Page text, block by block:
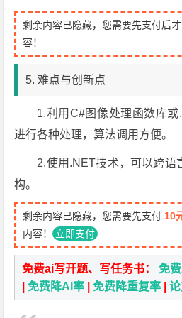
剩余内容已隐藏，您需要先支付后
容！
5. 难点与创新点
1.利用C#图像处理函数库
进行各种处理，算法调用方便。
2.使用.NET技术，可以跨语
构。
剩余内容已隐藏，您需要先支付 10
内容！ 立即支付
免费ai写开题、写任务书：免
|免费降AI率 |免费降重复率 |